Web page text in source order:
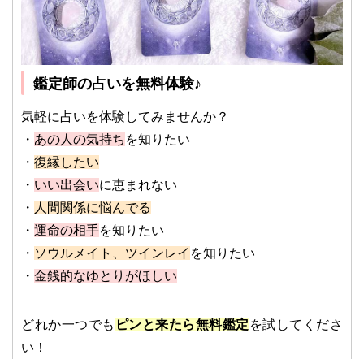
鑑定師の占いを無料体験♪
気軽に占いを体験してみませんか？
・ あの人の気持ち を知りたい
・ 復縁したい
・ いい出会いに恵まれない
・ 人間関係に悩んでる
・ 運命の相手を知りたい
・ ソウルメイト、ツインレイ を知りたい
・ 金銭的なゆとりがほしい
どれか一つでも ピンと来たら無料鑑定 を試してくださ
い！